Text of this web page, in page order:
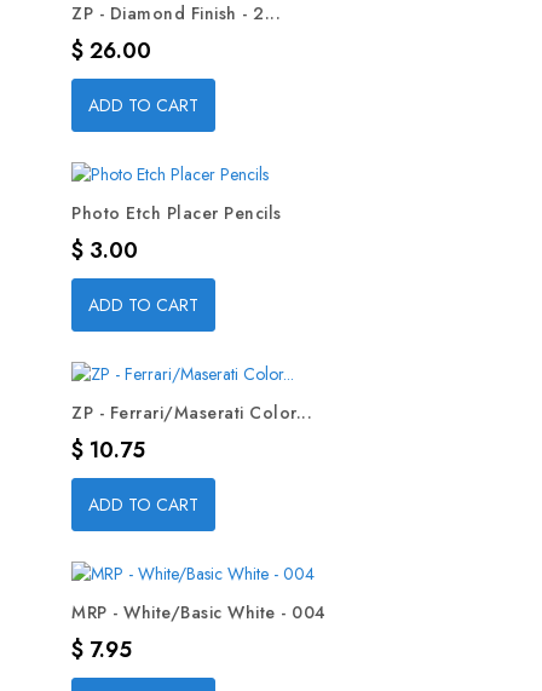
ZP - Diamond Finish - 2...
Precio
$ 26.00
ADD TO CART
Photo Etch Placer Pencils
Precio
$ 3.00
ADD TO CART
ZP - Ferrari/Maserati Color...
Precio
$ 10.75
ADD TO CART
MRP - White/Basic White - 004
Precio
$ 7.95